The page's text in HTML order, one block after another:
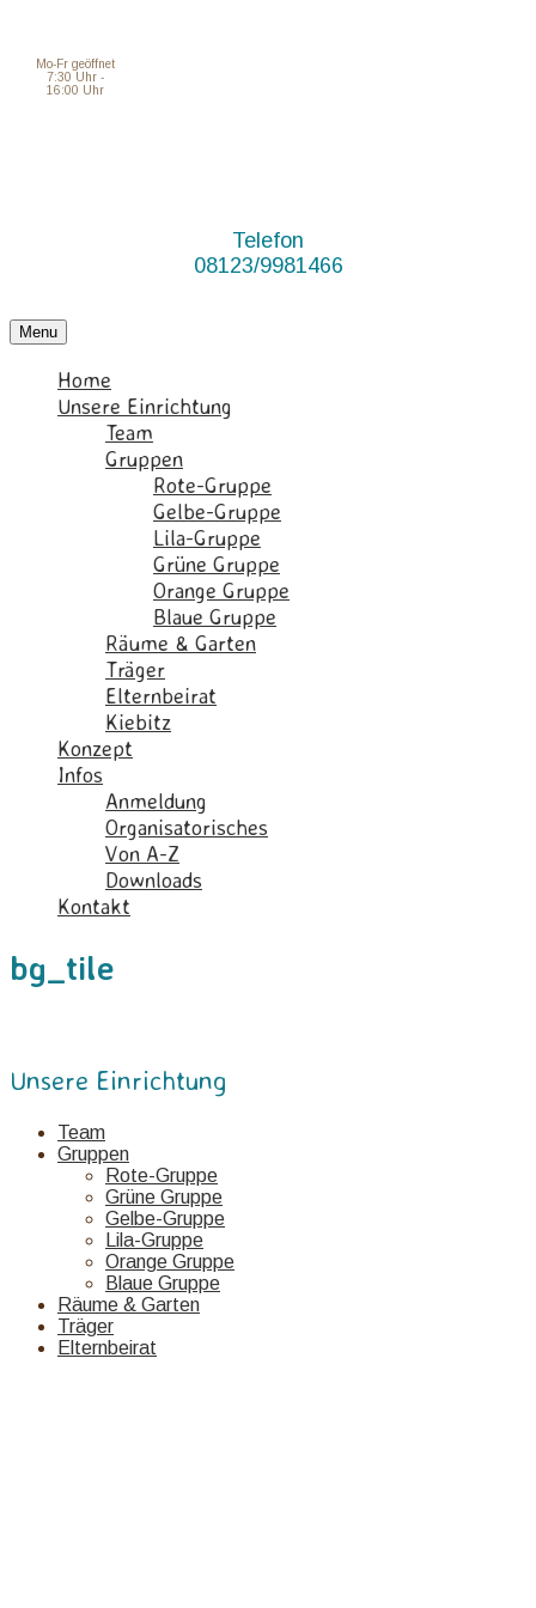
Mo-Fr geöffnet
7:30 Uhr -
16:00 Uhr
Telefon
08123/9981466
Menu
Home
Unsere Einrichtung
Team
Gruppen
Rote-Gruppe
Gelbe-Gruppe
Lila-Gruppe
Grüne Gruppe
Orange Gruppe
Blaue Gruppe
Räume & Garten
Träger
Elternbeirat
Kiebitz
Konzept
Infos
Anmeldung
Organisatorisches
Von A-Z
Downloads
Kontakt
bg_tile
Unsere Einrichtung
Team
Gruppen
Rote-Gruppe
Grüne Gruppe
Gelbe-Gruppe
Lila-Gruppe
Orange Gruppe
Blaue Gruppe
Räume & Garten
Träger
Elternbeirat